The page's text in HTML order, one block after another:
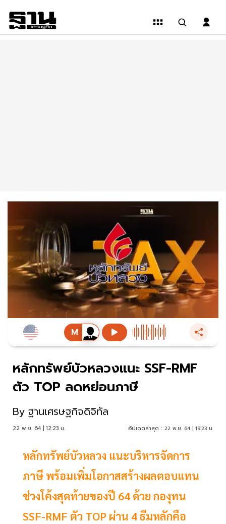
หลักทรัพย์บัวหลวงแนะ SSF-RMF
ตัว TOP ลดหย่อนภาษี
By ฐานเศรษฐกิจดิจิทัล
22 พ.ย. 64 | 12:23 น. อัปเดตล่าสุด : 22 พ.ย. 64 | 19:23 น.
หลักทรัพย์บัวหลวง แนะบริหารจัดการ
ภาษี พร้อมเพิ่มโอกาสสร้างผลตอบแทน
ช่วงโค้งสุดท้ายของปี 64 ด้วย กองุทน
SSF-RMF ตัว TOP ผ่าน 4 ธีมหลักคือ